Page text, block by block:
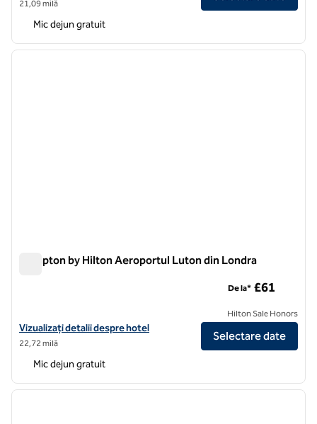
21,09 milă
Mic dejun gratuit
1 din 11
Hampton by Hilton Aeroportul Luton din Londra
Vizualizați detaliile hotelului pentru Hotelul Hampton by Hilton
Vizualizați detalii despre hotel
22,72 milă
De la* £61
Hilton Sale Honors
Selectare date
Mic dejun gratuit
1 din 12